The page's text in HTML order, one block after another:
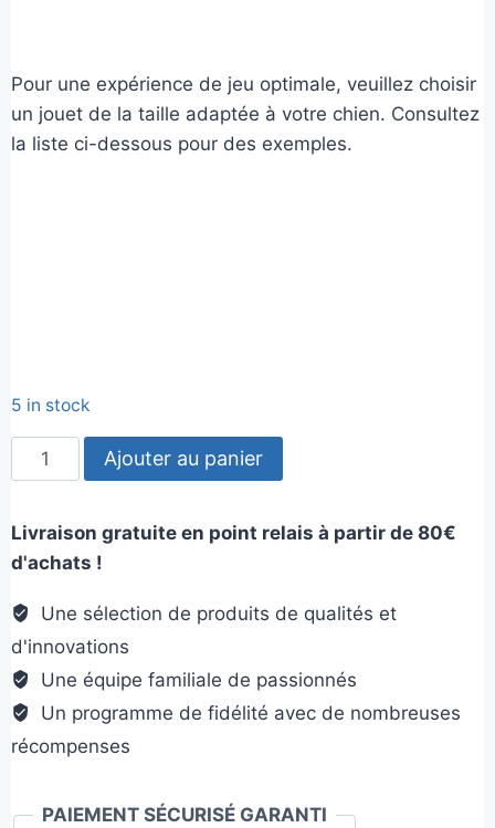
Pour une expérience de jeu optimale, veuillez choisir
un jouet de la taille adaptée à votre chien. Consultez
la liste ci-dessous pour des exemples.
5 in stock
quantité
de
ball
-
Balle
lourde
Ajouter au panier
Livraison gratuite en point relais à partir de 80€
d'achats !
Une sélection de produits de qualités et
d'innovations
Une équipe familiale de passionnés
Un programme de fidélité avec de nombreuses
récompenses
PAIEMENT SÉCURISÉ GARANTI